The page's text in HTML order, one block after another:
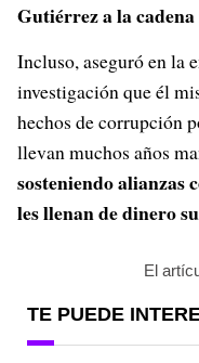
Gutiérrez a la
Incluso, aseguró en la
investigación que él
hechos de corrupción
llevan muchos años
sosteniendo alianzas
les llenan de dinero
El
TE PUEDE